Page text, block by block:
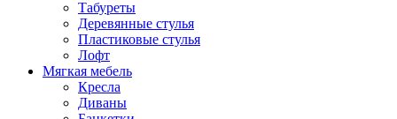
Табуреты
Деревянные стулья
Пластиковые стулья
Лофт
Мягкая мебель
Кресла
Диваны